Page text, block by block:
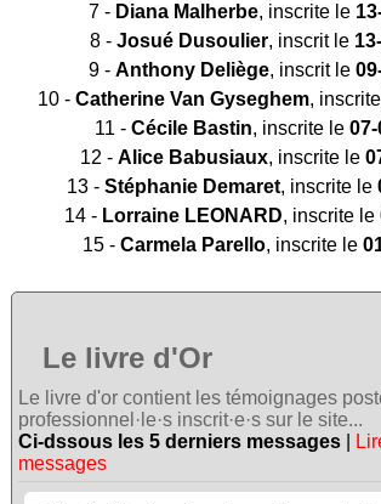
7 - Diana Malherbe, inscrite le
8 - Josué Dusoulier, inscrit le
9 - Anthony Deliège, inscrit le
10 - Catherine Van Gyseghem,
11 - Cécile Bastin, inscrite le
12 - Alice Babusiaux, inscrite le
13 - Stéphanie Demaret, inscrite le
14 - Lorraine LEONARD, inscrite le
15 - Carmela Parello, inscrite le
Le livre d'Or
Le livre d'or contient les témoignages
professionnel·le·s inscrit·e·s sur le site...
Ci-dssous les 5 derniers messages
messages